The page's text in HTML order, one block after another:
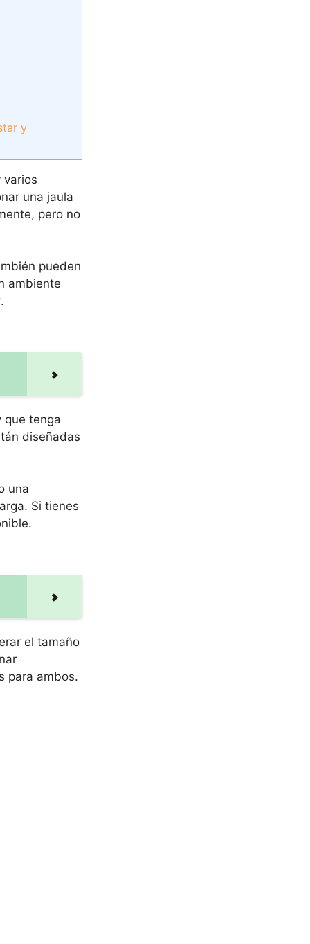
y
una jaula
pero no
pueden
ambiente
que tenga
diseñadas
una
Si tienes
el tamaño
para ambos.